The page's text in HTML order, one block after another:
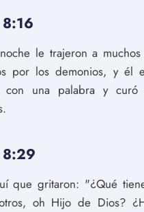
le trajeron a
por los demonios, y él
con una palabra y
8:29
que gritaron: "¿Qué
oh Hijo de Dios?